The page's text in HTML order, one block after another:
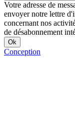
Votre adresse de
envoyer notre lettre
concernant nos
de désabonnement
Conception